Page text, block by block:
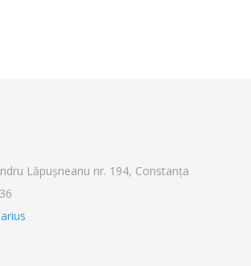
Lăpușneanu nr. 194, Constanța